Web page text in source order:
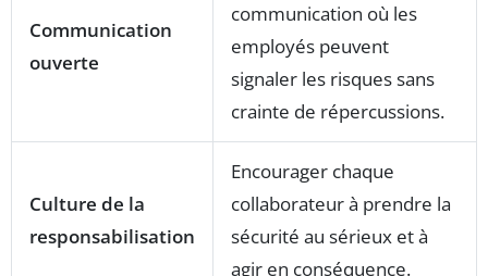
Communication
ouverte
communication où les
employés peuvent
signaler les risques sans
crainte de répercussions.
Culture de la
responsabilisation
Encourager chaque
collaborateur à prendre la
sécurité au sérieux et à
agir en conséquence.